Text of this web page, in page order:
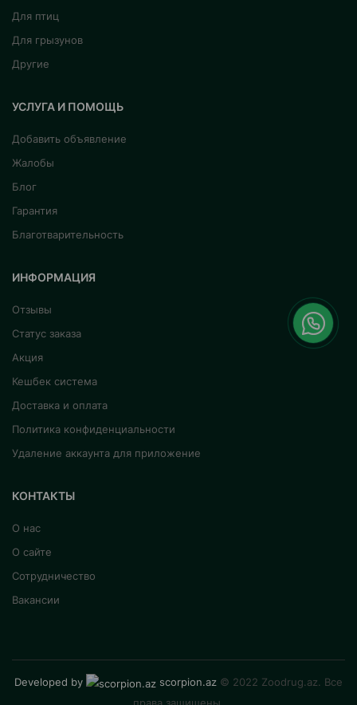
Для птиц
Для грызунов
Другие
УСЛУГА И ПОМОЩЬ
Добавить объявление
Жалобы
Блог
Гарантия
Благотварительность
ИНФОРМАЦИЯ
Отзывы
Статус заказа
Акция
Кешбек система
Доставка и оплата
Политика конфиденциальности
Удаление аккаунта для приложение
КОНТАКТЫ
О нас
О сайте
Сотрудничество
Вакансии
Developed by scorpion.az © 2022 Zoodrug.az. Все
права защищены.